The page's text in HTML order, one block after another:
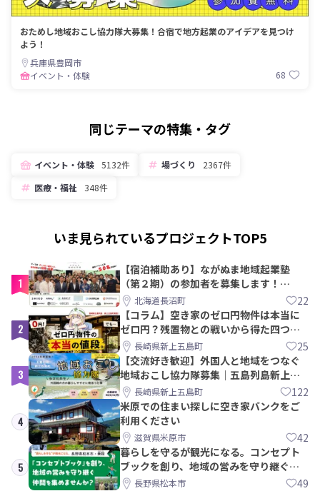
おためし地域おこし協力隊大募集！合宿で地方起業のアイデアを見つけ
よう！
兵庫県豊岡市
イベント・体験
68
同じテーマの特集・タグ
イベント・体験 5132件 場づくり
2367件
医療・福祉
348件
いま見られているプロジェクトTOP5
1
【宿泊補助あり】ながぬま地域起業塾
（第２期）の参加者を募集します！
【8/21〆】
北海道長沼町 22
2
【コラム】空き家のゼロ円物件は本当に
ゼロ円？残置物との戦いから得た四つの
教訓｜新上五島町
長崎県新上五島町 25
3
【交流好き歓迎】外国人と地域をつなぐ
地域おこし協力隊募集｜五島列島新上五
島町長崎県新上五島町 122
4
米原での住まい探しに空き家バンクをご
利用ください
滋賀県米原市 42
5
暮らしを守るが観光になる。コンセプト
ブックを創り、地域の営みを守り継ぐ仲
間を集めませんか？
長野県松本市 49